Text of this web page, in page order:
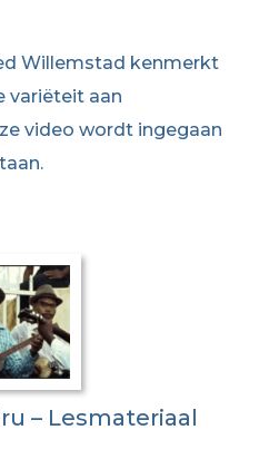
Willemstad kenmerkt
variëteit aan
video wordt ingegaan
– Lesmateriaal